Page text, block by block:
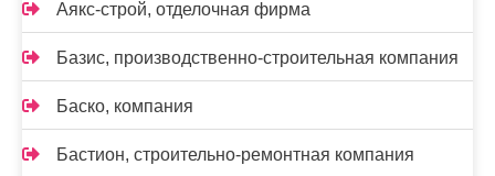
Аякс-строй, отделочная фирма
Базис, производственно-строительная компания
Баско, компания
Бастион, строительно-ремонтная компания